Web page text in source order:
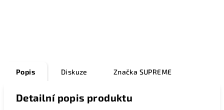
Popis Diskuze Značka SUPREME
Detailní popis produktu